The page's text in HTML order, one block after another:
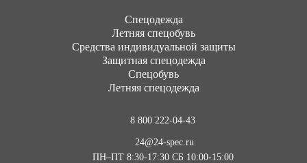
Cпецодежда
Летняя спецобувь
Средства индивидуальной защиты
Защитная спецодежда
Спецобувь
Летняя спецодежда
8 800 222-04-43
24@24-spec.ru
ПН–ПТ 8:30-17:30 СБ 10:00-15:00